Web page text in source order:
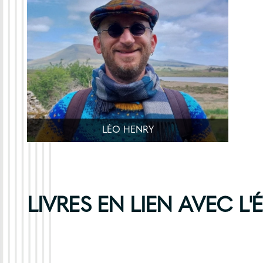
LÉO HENRY
LIVRES EN LIEN AVEC